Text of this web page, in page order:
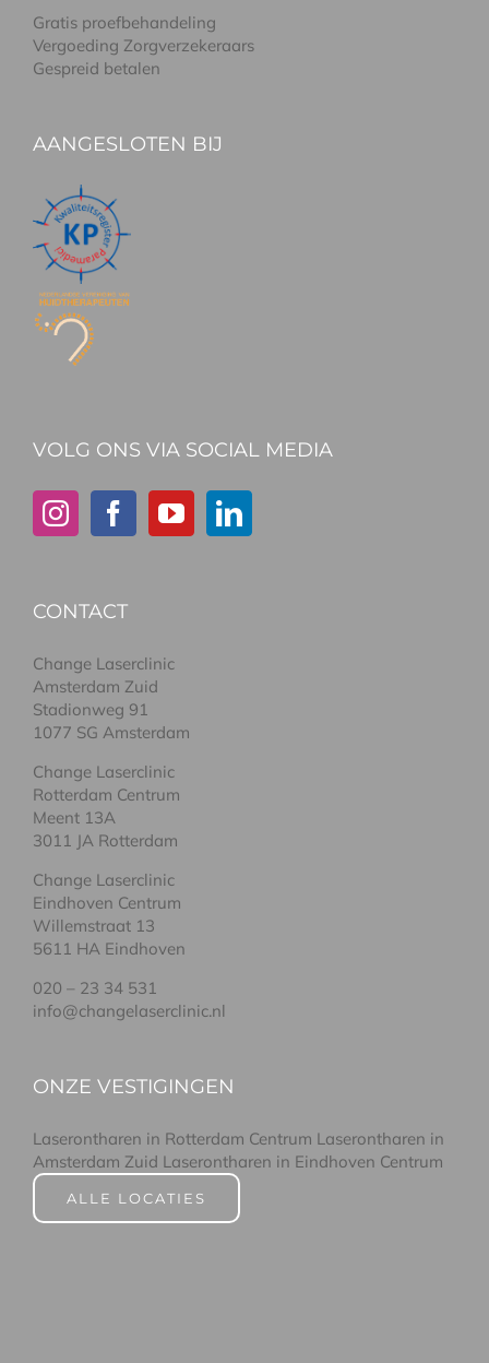
Gratis proefbehandeling
Vergoeding Zorgverzekeraars
Gespreid betalen
AANGESLOTEN BIJ
VOLG ONS VIA SOCIAL MEDIA
CONTACT
Change Laserclinic
Amsterdam Zuid
Stadionweg 91
1077 SG Amsterdam
Change Laserclinic
Rotterdam Centrum
Meent 13A
3011 JA Rotterdam
Change Laserclinic
Eindhoven Centrum
Willemstraat 13
5611 HA Eindhoven
020 – 23 34 531
info@changelaserclinic.nl
ONZE VESTIGINGEN
Laserontharen in Rotterdam Centrum Laserontharen in
Amsterdam Zuid Laserontharen in Eindhoven Centrum
ALLE LOCATIES